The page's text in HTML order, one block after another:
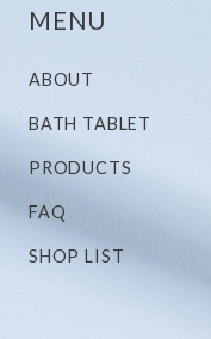
MENU
ABOUT
BATH TABLET
PRODUCTS
FAQ
SHOP LIST